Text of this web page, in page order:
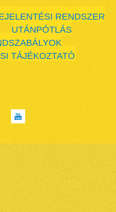
RENDSZER
UTÁNPÓTLÁS
TÁJÉKOZTATÓ